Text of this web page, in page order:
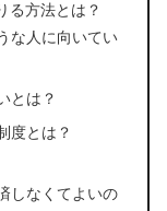
る方法とは？
な人に向いてい
とは？
度とは？
しなくてよいの